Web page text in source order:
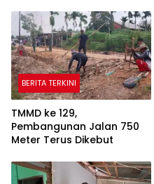
hingga Listrik Sering Mati
BERITA TERKINI
TMMD ke 129,
Pembangunan Jalan 750
Meter Terus Dikebut